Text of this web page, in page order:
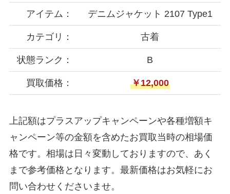
アイテム： デニムジャケット 2107 Type1
カテゴリ： 古着
状態ランク： B
買取価格： ￥12,000
上記額はプラスアップキャンペーンや各種増額キ
ャンペーン等の金額を含めたお買取当時の相場価
格です。相場は日々変動しておりますので、あく
まで参考価格となります。最新価格はお気軽にお
問い合わせくださいませ。